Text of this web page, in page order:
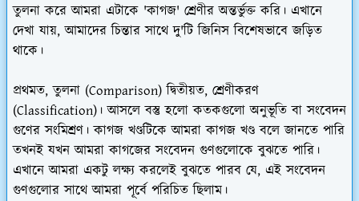
তুলনা করে আমরা এটাকে 'কাগজ' শ্রেণীর অন্তর্ভুক্ত করি। এখানে
দেখা যায়, আমাদের চিন্তার সাথে দু'টি জিনিস বিশেষভাবে জড়িত
থাকে।
প্রথমত, তুলনা (Comparison) দ্বিতীয়ত, শ্রেণীকরণ
(Classification)। আসলে বস্তু হলো কতকগুলো অনুভূতি বা সংবেদন
গুণের সংমিশ্রণ। কাগজ খণ্ডটিকে আমরা কাগজ খণ্ড বলে জানতে পারি
তখনই যখন আমরা কাগজের সংবেদন গুণগুলোকে বুঝতে পারি।
এখানে আমরা একটু লক্ষ্য করলেই বুঝতে পারব যে, এই সংবেদন
গুণগুলোর সাথে আমরা পূর্বে পরিচিত ছিলাম।